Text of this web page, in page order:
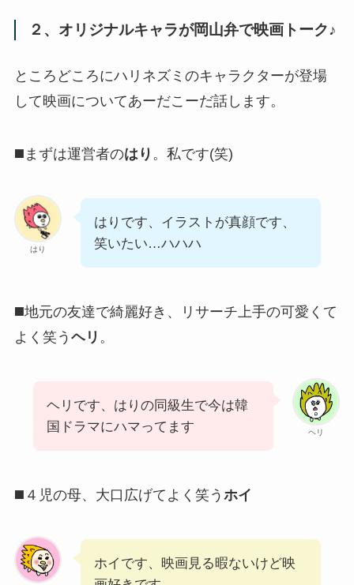
２、オリジナルキャラが岡山弁で映画トーク♪
ところどころにハリネズミのキャラクターが登場
して映画についてあーだこーだ話します。
◼️まずは運営者のはり 。私です(笑)
はり
はりです、イラストが真顔です、
笑いたい…ハハハ
◼️地元の友達で綺麗好き、リサーチ上手の可愛くて
よく笑う ヘリ 。
ヘリ
ヘリです、はりの同級生で今は韓
国ドラマにハマってます
◼️４児の母、大口広げてよく笑う ホイ
ホイです、映画見る暇ないけど映